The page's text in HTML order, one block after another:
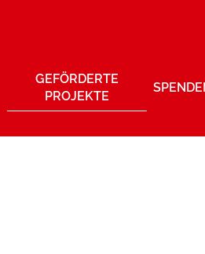
GEFÖRDERTE
PROJEKTE